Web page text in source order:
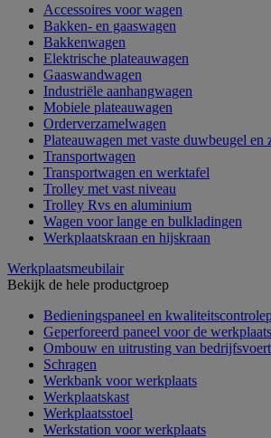
Accessoires voor wagen
Bakken- en gaaswagen
Bakkenwagen
Elektrische plateauwagen
Gaaswandwagen
Industriële aanhangwagen
Mobiele plateauwagen
Orderverzamelwagen
Plateauwagen met vaste duwbeugel en
Transportwagen
Transportwagen en werktafel
Trolley met vast niveau
Trolley Rvs en aluminium
Wagen voor lange en bulkladingen
Werkplaatskraan en hijskraan
Werkplaatsmeubilair
Bekijk de hele productgroep
Bedieningspaneel en
Geperforeerd paneel voor de werkplaats
Ombouw en uitrusting van
Schragen
Werkbank voor werkplaats
Werkplaatskast
Werkplaatsstoel
Werkstation voor werkplaats